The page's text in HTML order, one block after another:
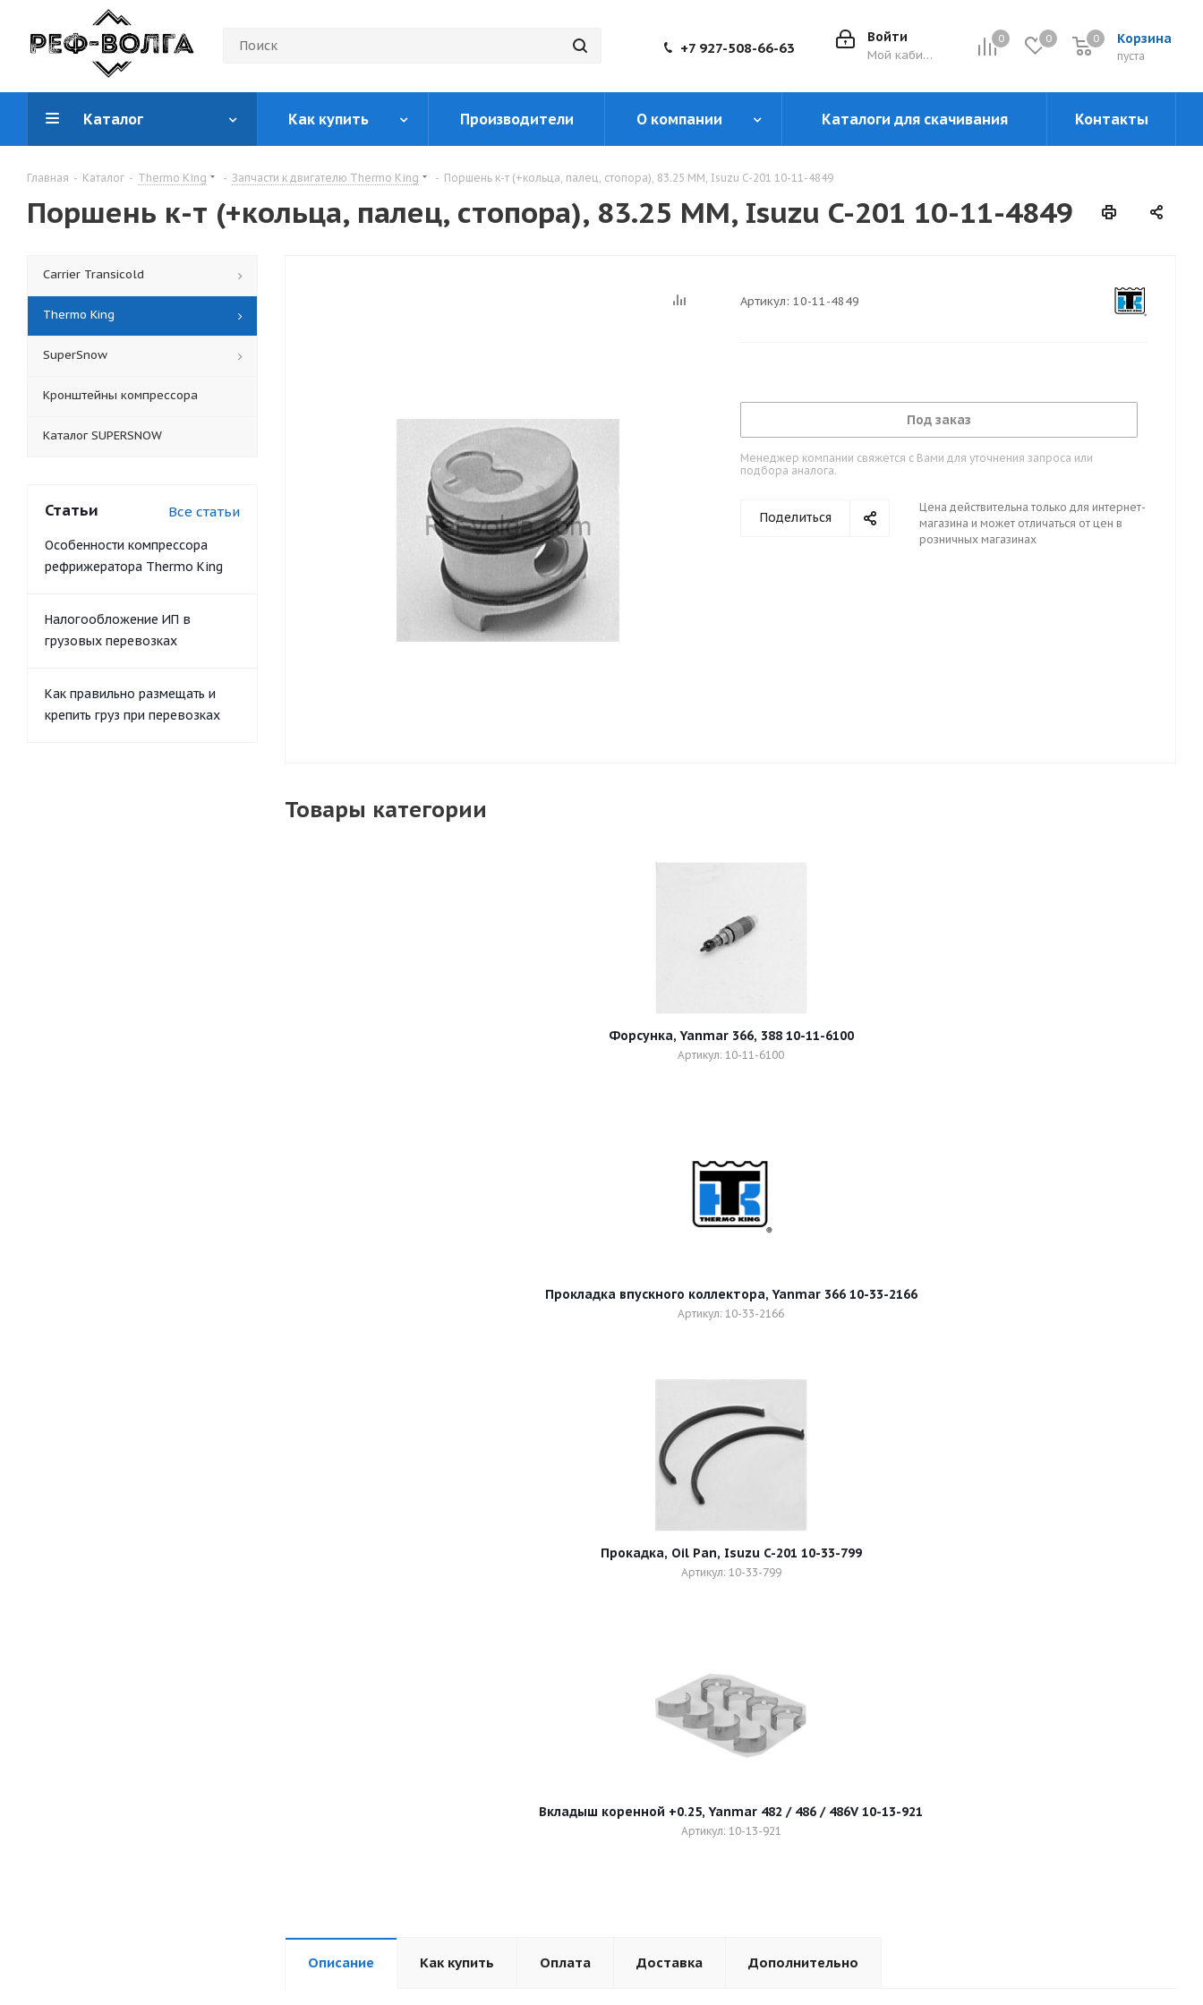
0 0 Корзина
0
пуста
0
Войти
Мой кабинет
+7 927-508-66-63
Каталог Как купить Производители О компании Каталоги для скачивания Контакты
Главная - Каталог - Thermo King - Запчасти к двигателю Thermo King - Поршень к-т (+кольца, палец, стопора), 83.25 MM, Isuzu C-201 10-11-4849
Поршень к-т (+кольца, палец, стопора), 83.25 MM, Isuzu C-201 10-11-4849
Артикул: 10-11-4849
Под заказ
Менеджер компании свяжется с Вами для уточнения запроса или
подбора аналога.
Поделиться
Цена действительна только для интернет-
магазина и может отличаться от цен в
розничных магазинах
Товары категории
Форсунка, Yanmar 366, 388 10-11-6100
Артикул: 10-11-6100
Прокладка впускного коллектора, Yanmar 366 10-33-2166
Артикул: 10-33-2166
Прокадка, Oil Pan, Isuzu C-201 10-33-799
Артикул: 10-33-799
Вкладыш коренной +0.25, Yanmar 482 / 486 / 486V 10-13-921
Артикул: 10-13-921
Описание Как купить Оплата Доставка Дополнительно
Carrier Transicold
Thermo King
SuperSnow
Кронштейны компрессора
Каталог SUPERSNOW
Статьи Все статьи
Особенности компрессора
рефрижератора Thermo King
Налогообложение ИП в
грузовых перевозках
Как правильно размещать и
крепить груз при перевозках